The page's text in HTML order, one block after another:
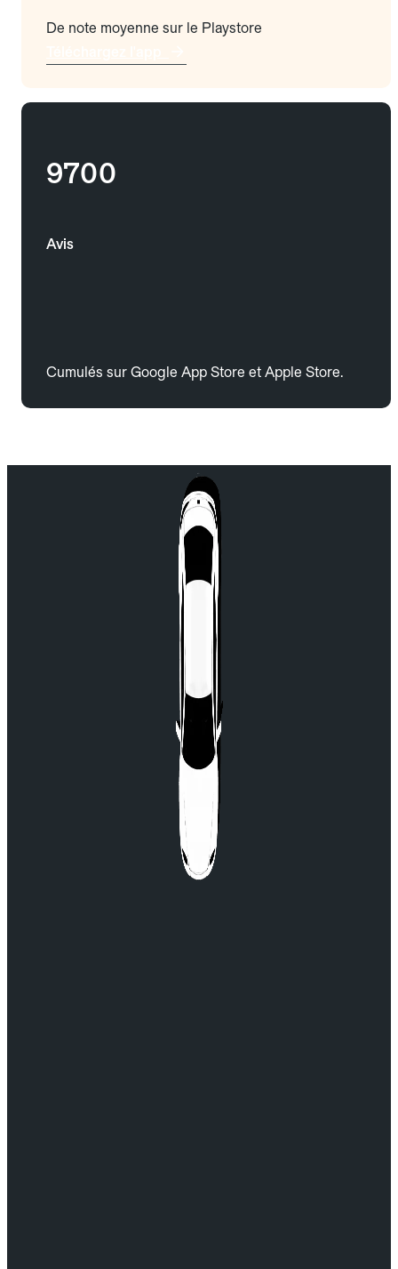
De note moyenne sur le Playstore
9700
Avis
Cumulés sur Google App Store et Apple Store.